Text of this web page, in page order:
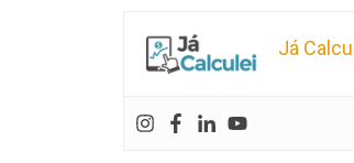
Já